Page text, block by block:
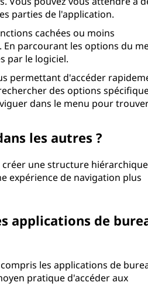
parties de l'application.
cachées ou moins
parcourant les options du
par le logiciel.
permettant d'accéder
des options
dans le menu pour
les autres ?
une structure
expérience de navigation plus
applications de
les applications de
pratique d'accéder aux